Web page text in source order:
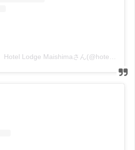
ホテル・ロッジ舞洲 Hotel Lodge Maishimaさん(@hotel_lodge_maishima)がシェアした投稿